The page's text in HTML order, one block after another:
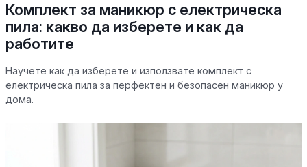
Комплект за маникюр с електрическа
пила: какво да изберете и как да
работите
Научете как да изберете и използвате комплект с
електрическа пила за перфектен и безопасен маникюр у
дома.